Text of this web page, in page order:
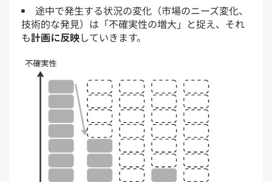
途中で発生する状況の変化（市場のニーズ変化、
技術的な発見）は「不確実性の増大」と捉え、それ
も計画に反映していきます。